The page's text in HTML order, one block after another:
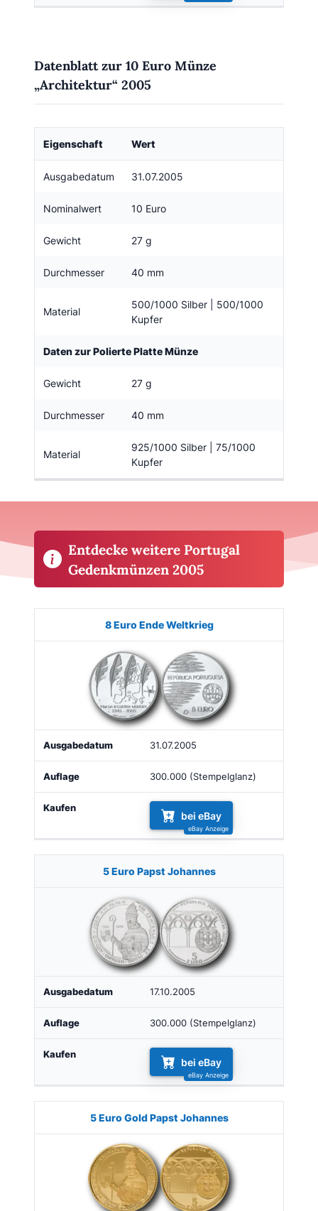
Datenblatt zur 10 Euro Münze
„Architektur“ 2005
Eigenschaft Wert
Ausgabedatum 31.07.2005
Nominalwert 10 Euro
Gewicht 27 g
Durchmesser 40 mm
Material
500/1000 Silber | 500/1000
Kupfer
Daten zur Polierte Platte Münze
Gewicht 27 g
Durchmesser 40 mm
Material
925/1000 Silber | 75/1000
Kupfer
Entdecke weitere Portugal
Gedenkmünzen 2005
Bild Ausgabe Auflage
8 Euro Ende Weltkrieg
31.07.2005
300.000 (Stempelglanz)
bei eBay
5 Euro Papst Johannes
17.10.2005
300.000 (Stempelglanz)
bei eBay
5 Euro Gold Papst Johannes